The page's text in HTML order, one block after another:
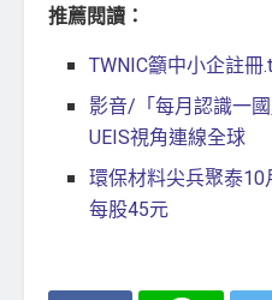
推薦閱讀：
TWNIC籲中小企註
影音/「每月認識一
UEIS視角連線全球
環保材料尖兵聚泰
每股45元